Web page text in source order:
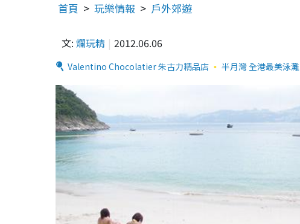
首頁 玩樂情報 戶外郊遊
文: 爛玩精 2012.06.06
Valentino Chocolatier 朱古力精品店 半月灣 全港最美泳灘